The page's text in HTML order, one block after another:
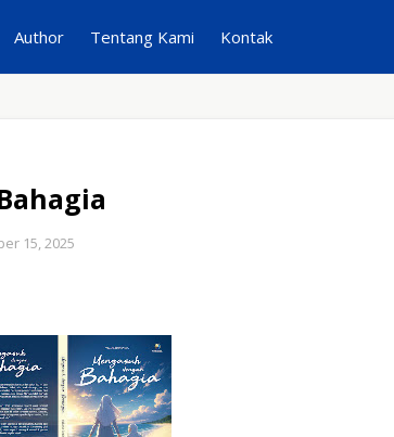
Author Tentang Kami Kontak
15, 2025